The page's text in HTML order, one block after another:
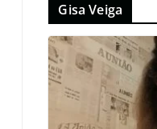
Gisa Veiga